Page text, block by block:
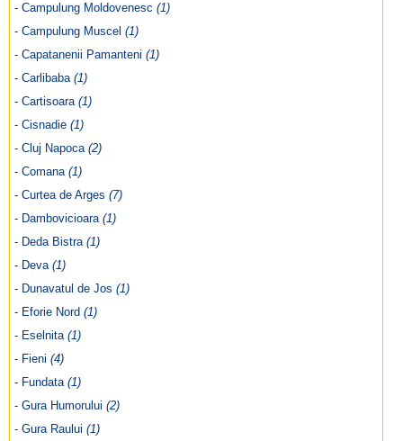
- Campulung Moldovenesc (1)
- Campulung Muscel (1)
- Capatanenii Pamanteni (1)
- Carlibaba (1)
- Cartisoara (1)
- Cisnadie (1)
- Cluj Napoca (2)
- Comana (1)
- Curtea de Arges (7)
- Dambovicioara (1)
- Deda Bistra (1)
- Deva (1)
- Dunavatul de Jos (1)
- Eforie Nord (1)
- Eselnita (1)
- Fieni (4)
- Fundata (1)
- Gura Humorului (2)
- Gura Raului (1)